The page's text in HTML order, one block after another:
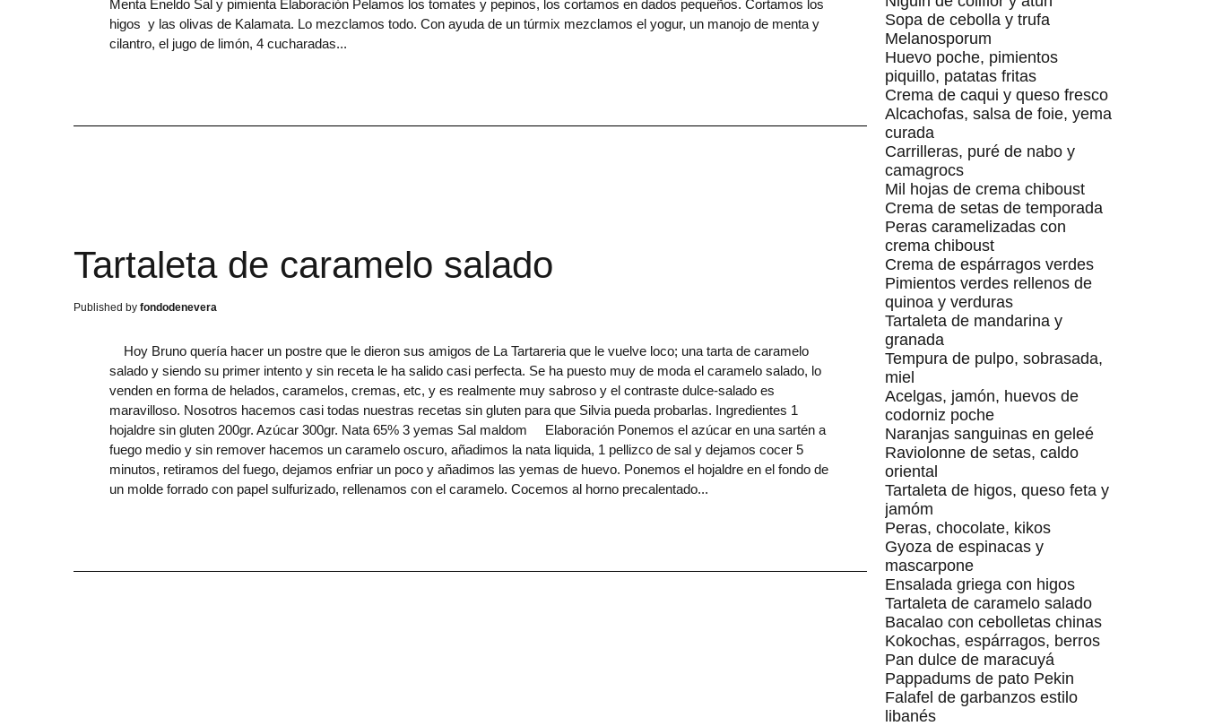
Menta Eneldo Sal y pimienta Elaboración Pelamos los tomates y pepinos, los cortamos en dados pequeños. Cortamos los
higos y las olivas de Kalamata. Lo mezclamos todo. Con ayuda de un túrmix mezclamos el yogur, un manojo de menta y
cilantro, el jugo de limón, 4 cucharadas
Tartaleta de caramelo salado
fondodenevera
Hoy Bruno quería hacer un postre que le dieron sus amigos de La Tartareria que le vuelve loco; una tarta de caramelo
salado y siendo su primer intento y sin receta le ha salido casi perfecta. Se ha puesto muy de moda el caramelo salado, lo
venden en forma de helados, caramelos, cremas, etc, y es realmente muy sabroso y el contraste dulce-salado es
maravilloso. Nosotros hacemos casi todas nuestras recetas sin gluten para que Silvia pueda probarlas. Ingredientes 1
hojaldre sin gluten 200gr. Azúcar 300gr. Nata 65% 3 yemas Sal maldom Elaboración Ponemos el azúcar en una sartén a
fuego medio y sin remover hacemos un caramelo oscuro, añadimos la nata liquida, 1 pellizco de sal y dejamos cocer 5
minutos, retiramos del fuego, dejamos enfriar un poco y añadimos las yemas de huevo. Ponemos el hojaldre en el fondo de
un molde forrado con papel sulfurizado, rellenamos con el caramelo. Cocemos al horno precalentado
Sopa de cebolla y trufa
Melanosporum
Huevo poche, pimientos
piquillo, patatas fritas
Crema de caqui y queso fresco
Alcachofas, salsa de foie, yema
curada
Carrilleras, puré de nabo y
camagrocs
Mil hojas de crema chiboust
Crema de setas de temporada
Peras caramelizadas con
crema chiboust
Crema de espárragos verdes
Pimientos verdes rellenos de
quinoa y verduras
Tartaleta de mandarina y
granada
Tempura de pulpo, sobrasada,
miel
Acelgas, jamón, huevos de
codorniz poche
Naranjas sanguinas en geleé
Raviolonne de setas, caldo
oriental
Tartaleta de higos, queso feta y
jamóm
Peras, chocolate, kikos
Gyoza de espinacas y
mascarpone
Ensalada griega con higos
Tartaleta de caramelo salado
Bacalao con cebolletas chinas
Kokochas, espárragos, berros
Pan dulce de maracuyá
Pappadums de pato Pekin
Falafel de garbanzos estilo
libanés